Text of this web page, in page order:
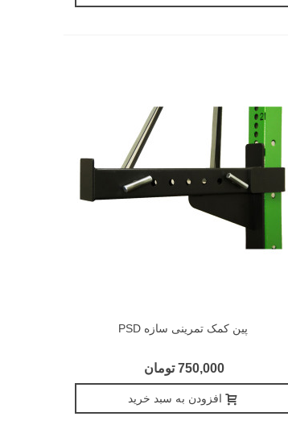
پین کمک تمرینی سازه PSD
750,000 تومان
افزودن به سبد خرید